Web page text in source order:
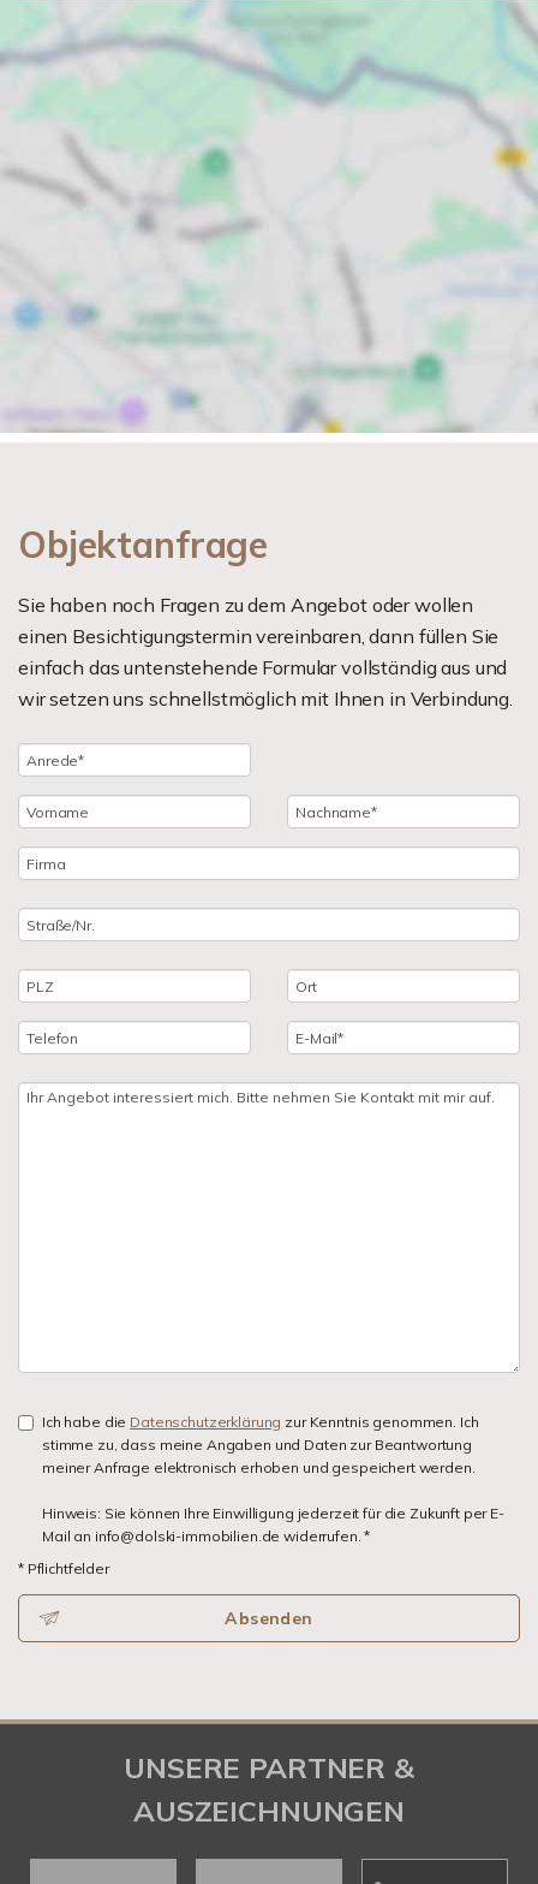
Objektanfrage
Sie haben noch Fragen zu dem Angebot oder wollen
einen Besichtigungstermin vereinbaren, dann füllen Sie
einfach das untenstehende Formular vollständig aus und
wir setzen uns schnellstmöglich mit Ihnen in Verbindung.
Ich habe die Datenschutzerklärung zur Kenntnis genommen. Ich
stimme zu, dass meine Angaben und Daten zur Beantwortung
meiner Anfrage elektronisch erhoben und gespeichert werden.
Hinweis: Sie können Ihre Einwilligung jederzeit für die Zukunft per E-
Mail an info@dolski-immobilien.de widerrufen. *
* Pflichtfelder
Absenden
UNSERE PARTNER &
AUSZEICHNUNGEN